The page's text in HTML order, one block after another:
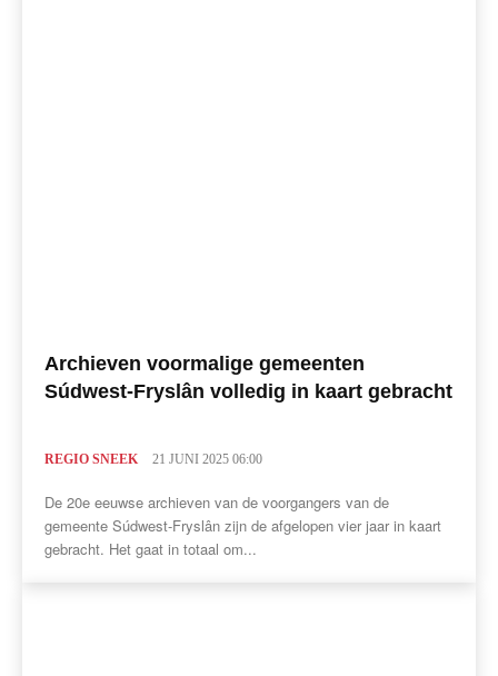
Archieven voormalige gemeenten
Súdwest-Fryslân volledig in kaart gebracht
REGIO SNEEK 21 JUNI 2025 06:00
De 20e eeuwse archieven van de voorgangers van de
gemeente Súdwest-Fryslân zijn de afgelopen vier jaar in kaart
gebracht. Het gaat in totaal om...